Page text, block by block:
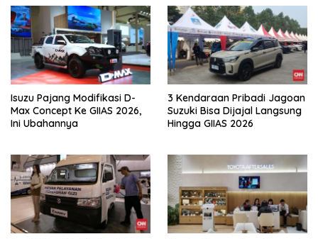
Isuzu Pajang Modifikasi D-
Max Concept Ke GIIAS 2026,
Ini Ubahannya
3 Kendaraan Pribadi Jagoan
Suzuki Bisa Dijajal Langsung
Hingga GIIAS 2026